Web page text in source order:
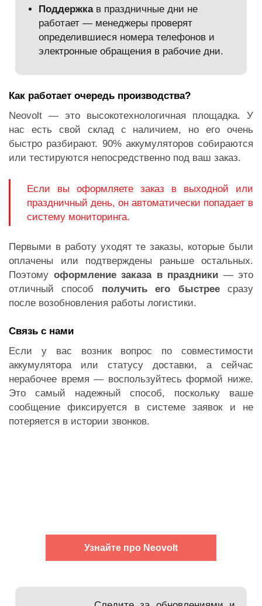
Поддержка в праздничные дни не
работает — менеджеры проверят
определившиеся номера телефонов и
электронные обращения в рабочие дни.
Как работает очередь производства?
Neovolt — это высокотехнологичная площадка. У
нас есть свой склад с наличием, но его очень
быстро разбирают. 90% аккумуляторов собираются
или тестируются непосредственно под ваш заказ.
Если вы оформляете заказ в выходной или
праздничный день, он автоматически попадает в
систему мониторинга.
Первыми в работу уходят те заказы, которые были
оплачены или подтверждены раньше остальных.
Поэтому оформление заказа в праздники — это
отличный способ получить его быстреесразу
после возобновления работы логистики.
Связь с нами
Если у вас возник вопрос по совместимости
аккумулятора или статусу доставки, а сейчас
нерабочее время — воспользуйтесь формой ниже.
Это самый надежный способ, поскольку ваше
сообщение фиксируется в системе заявок и не
потеряется в истории звонков.
Узнайте про Neovolt